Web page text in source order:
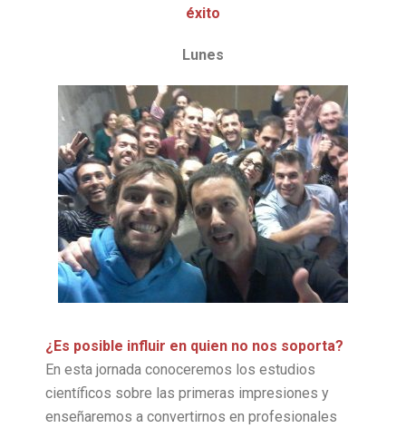
éxito
Lunes
¿Es posible influir en quien no nos soporta?
En esta jornada conoceremos los estudios
científicos sobre las primeras impresiones y
enseñaremos a convertirnos en profesionales